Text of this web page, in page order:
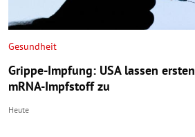
Gesundheit
Grippe-Impfung: USA lassen ersten
mRNA-Impfstoff zu
Heute